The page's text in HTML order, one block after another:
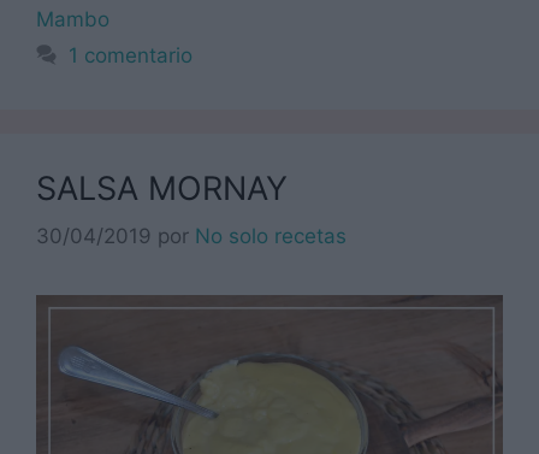
Mambo
1 comentario
SALSA MORNAY
30/04/2019 por No solo recetas